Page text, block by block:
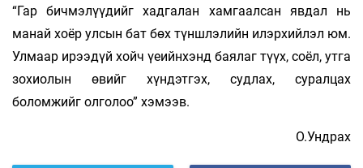
“Гар бичмэлүүдийг хадгалан хамгаалсан явдал нь
манай хоёр улсын бат бөх түншлэлийн илэрхийлэл юм.
Улмаар ирээдүй хойч үеийнхэнд баялаг түүх, соёл, утга
зохиолын өвийг хүндэтгэх, судлах, суралцах
боломжийг олголоо” хэмээв.
О.Ундрах